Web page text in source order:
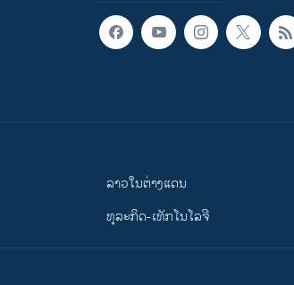
ລາວໃນຕ່າງແດນ
ທຸລະກິດ-ເທັກໂນໂລຈີ